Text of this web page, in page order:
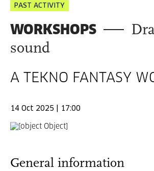
PAST ACTIVITY
WORKSHOPS
sound
A TEKNO FANTASY
14 Oct 2025 | 17:00
General information